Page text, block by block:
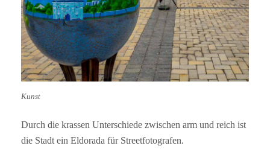
Kunst
Durch die krassen Unterschiede zwischen arm und reich ist
die Stadt ein Eldorada für Streetfotografen.